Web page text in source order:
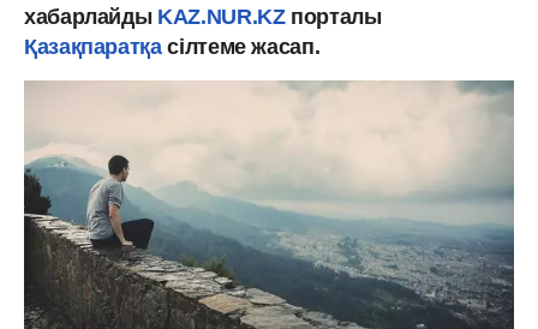
хабарлайды KAZ.NUR.KZпорталы
Қазақпаратқасілтеме жасап.